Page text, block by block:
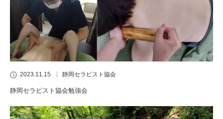
2023.11.15 静岡セラピスト協会
静岡セラピスト協会勉強会